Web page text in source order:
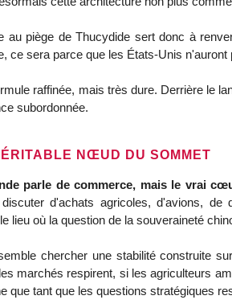
au piège de Thucydide sert donc à
ce sera parce que les États-Unis
raffinée, mais très dure. Derrière le
subordonnée.
NŒUD DU SOMMET
parle de commerce, mais le vrai
d'achats agricoles, d'avions,
lieu où la question de la souveraineté
chercher une stabilité construite
marchés respirent, si les agriculteurs
que tant que les questions stratégiques